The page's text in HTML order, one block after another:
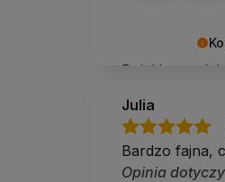
Dzięki za opinię
Julia
Bardzo fajna,
Opinia